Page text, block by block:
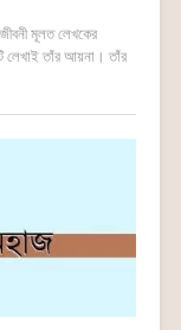
মূলত লেখকের
লেখাই তাঁর আয়না। তাঁর